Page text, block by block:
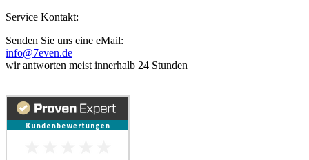
Service Kontakt:
Senden Sie uns eine eMail:
info@7even.de
wir antworten meist innerhalb 24 Stunden